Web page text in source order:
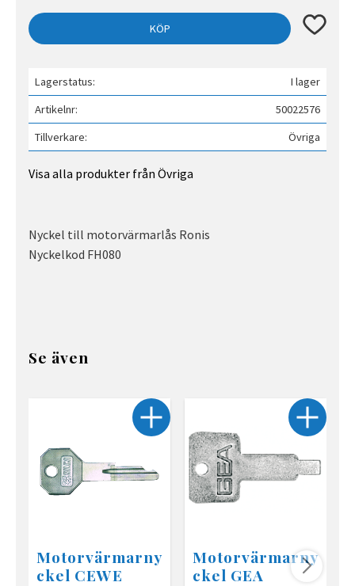
KÖP Lägg till
Lagerstatus
I lager
Artikelnr
50022576
Tillverkare
Övriga
Visa alla produkter från Övriga
Nyckel till motorvärmarlås Ronis
Nyckelkod FH080
Se även
Motorvärmarny
ckel CEWE
Motorvärmarny
ckel GEA